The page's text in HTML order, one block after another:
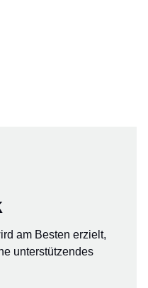
am Besten erzielt,
unterstützendes